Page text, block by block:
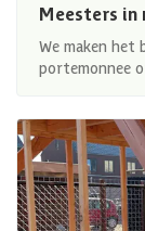
Meesters in
We maken
portemonnee